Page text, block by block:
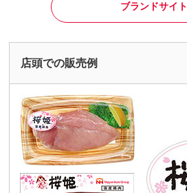
ブランドサイト
店頭での販売例